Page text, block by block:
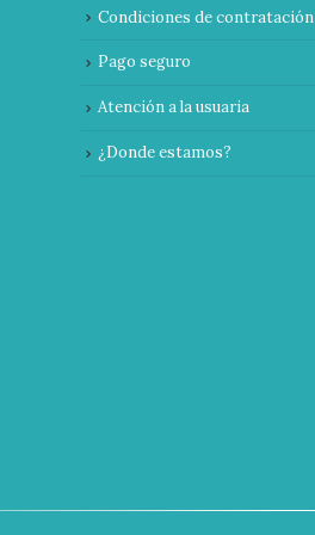
Condiciones de contratación
Pago seguro
Atención a la usuaria
¿Donde estamos?